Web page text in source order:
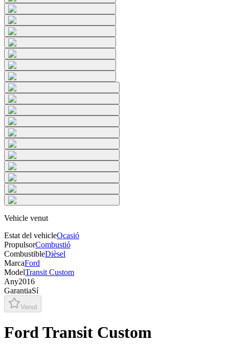
Vehicle venut
Estat del vehicleOcasió
PropulsorCombustió
CombustibleDièsel
MarcaFord
ModelTransit Custom
Any2016
GarantiaSí
Venut
Ford Transit Custom